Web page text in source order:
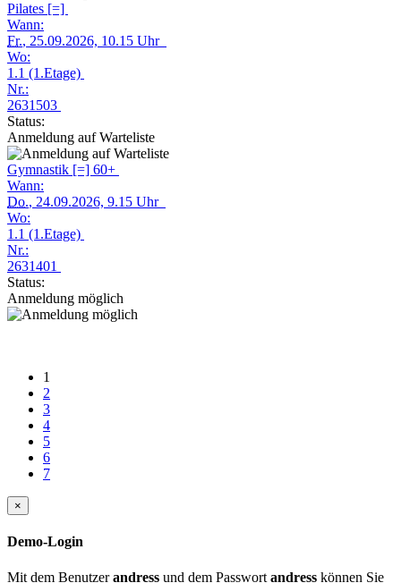
Pilates [=]
Wann:
Fr., 25.09.2026, 10.15 Uhr
Wo:
1.1 (1.Etage)
Nr.:
2631503
Status:
Anmeldung auf Warteliste
Gymnastik [=] 60+
Wann:
Do., 24.09.2026, 9.15 Uhr
Wo:
1.1 (1.Etage)
Nr.:
2631401
Status:
Anmeldung möglich
1
2
3
4
5
6
7
×
Demo-Login
Mit dem Benutzerandress und dem Passwort andress können Sie